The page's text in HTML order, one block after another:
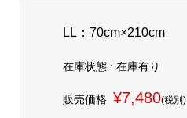
LL：70cm×210cm
在庫状態 : 在庫有り
販売価格 ¥7,480(税別)